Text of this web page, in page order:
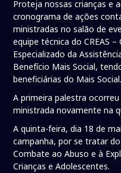
Proteja nossas crianças e
cronograma de ações
ministradas no salão de
equipe técnica do CREAS
Especializado da
Benefício Mais Social,
beneficiárias do Mais Social.
A primeira palestra
ministrada novamente na
A quinta-feira, dia 18 de
campanha, por se tratar
Combate ao Abuso e à
Crianças e Adolescentes.